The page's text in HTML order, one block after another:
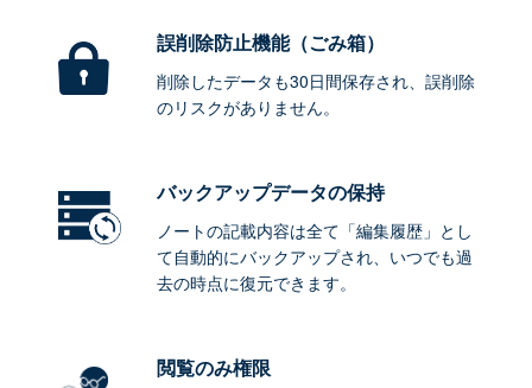
誤削除防止機能（ごみ箱）
削除したデータも30日間保存され、誤削除
のリスクがありません。
バックアップデータの保持
ノートの記載内容は全て「編集履歴」とし
て自動的にバックアップされ、いつでも過
去の時点に復元できます。
閲覧のみ権限